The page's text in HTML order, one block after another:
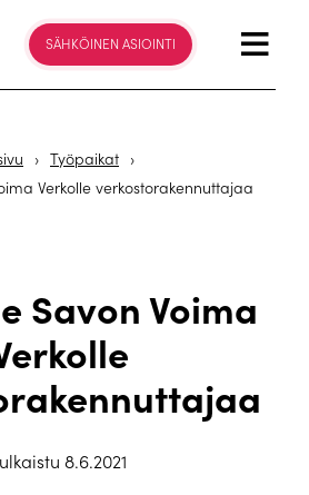
SÄHKÖINEN ASIOINTI
› Työpaikat ›
Verkolle verkostorakennuttajaa
Savon Voima
8.6.2021